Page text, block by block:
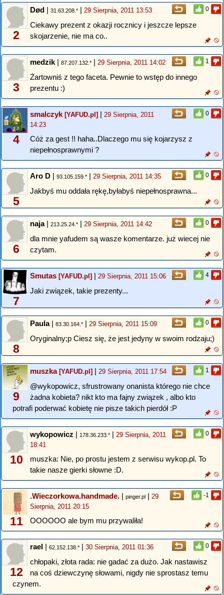
0
2
Død | 31.63.208.* | 29 Sierpnia, 2011 13:53
Ciekawy prezent z okazji rocznicy i jeszcze lepsze
skojarzenie, nie ma co..
1
3
medzik | 87.207.132.* | 29 Sierpnia, 2011 14:02
Żartowniś z tego faceta. Pewnie to wstęp do innego
prezentu :)
0
4
smalczyk[YAFUD.pl] | 29 Sierpnia, 2011
14:23
Cóż za gest !! haha..Dlaczego mu się kojarzysz z
niepełnosprawnymi ?
0
5
Aro D | 93.105.159.* | 29 Sierpnia, 2011 14:35
Jakbyś mu oddała rękę,byłabyś niepełnosprawna...
0
6
naja| 213.25.24.* | 29 Sierpnia, 2011 14:42
dla mnie yafudem są wasze komentarze. już wiecej nie
czytam.
4
7
Smutas [YAFUD.pl] | 29 Sierpnia, 2011 15:06
Jaki związek, takie prezenty...
0
8
Paula| 83.30.164.* | 29 Sierpnia, 2011 15:09
Oryginalny;p Ciesz się, że jest jedyny w swoim rodzaju;)
1
9
muszka[YAFUD.pl] | 29 Sierpnia, 2011 17:54
@wykopowicz, sfrustrowany onanista którego nie chce
żadna kobieta? nikt kto ma fajny związek , albo kto
potrafi poderwać kobietę nie pisze takich pierdół :P
0
10
wykopowicz | 178.36.233.* | 29 Sierpnia, 2011
18:41
muszka: Nie, po prostu jestem z serwisu wykop.pl. To
takie nasze gierki słowne :D.
-1
11
.Wieczorkowa.handmade. | pinger.pl | 29
Sierpnia, 2011 20:15
OOOOOO ale bym mu przywaliła!
0
12
rael | 62.152.138.* | 30 Sierpnia, 2011 01:36
chłopaki, złota rada: nie gadać za dużo. Jak nastawisz
na coś dziewczynę słowami, nigdy nie sprostasz temu
czynem.